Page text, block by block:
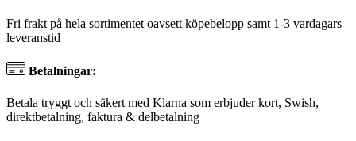
Fri frakt på hela sortimentet oavsett köpebelopp samt 1-3 vardagars
leveranstid
Betalningar:
Betala tryggt och säkert med Klarna som erbjuder kort, Swish,
direktbetalning, faktura & delbetalning